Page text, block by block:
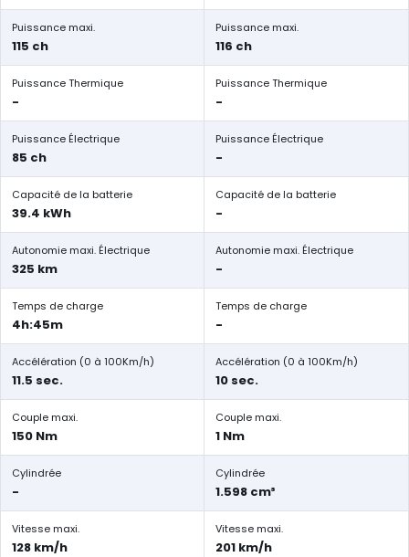
Puissance maxi.
115 ch
Puissance maxi.
116 ch
Puissance Thermique
-
Puissance Thermique
-
Puissance Électrique
85 ch
Puissance Électrique
-
Capacité de la batterie
39.4 kWh
Capacité de la batterie
-
Autonomie maxi. Électrique
325 km
Autonomie maxi. Électrique
-
Temps de charge
4h:45m
Temps de charge
-
Accélération (0 à 100Km/h)
11.5 sec.
Accélération (0 à 100Km/h)
10 sec.
Couple maxi.
150 Nm
Couple maxi.
1 Nm
Cylindrée
-
Cylindrée
1.598 cm³
Vitesse maxi.
128 km/h
Vitesse maxi.
201 km/h